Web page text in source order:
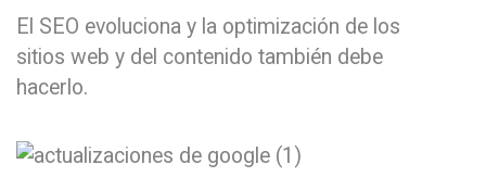
El SEO evoluciona y la optimización de los
sitios web y del contenido también debe
hacerlo.